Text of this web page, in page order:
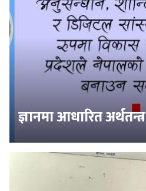
ज्ञानमा आधारित अर्थतन्त्र